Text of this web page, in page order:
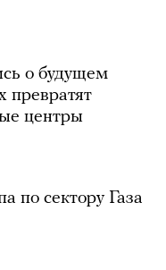
о будущем
превратят
центры
по сектору Газа